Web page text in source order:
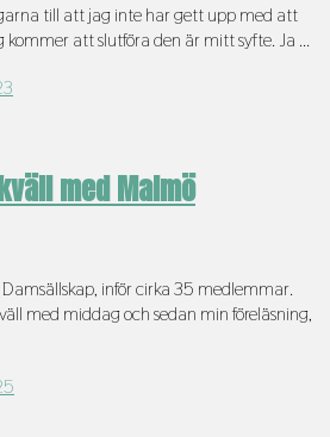
till att jag inte har gett upp med att
kommer att slutföra den är mitt syfte. Ja ...
med Malmö
inför cirka 35 medlemmar.
med middag och sedan min föreläsning,